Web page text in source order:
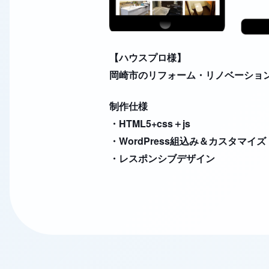
【ハウスプロ様】
岡崎市のリフォーム・リノベーショ
制作仕様
・HTML5+css＋js
・WordPress組込み＆カスタマイズ
・レスポンシブデザイン